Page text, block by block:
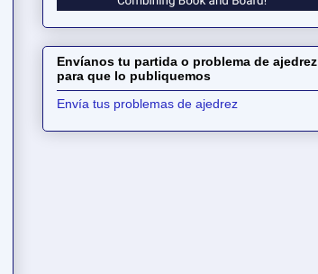
Envíanos tu partida o problema de ajedrez
para que lo publiquemos
Envía tus problemas de ajedrez